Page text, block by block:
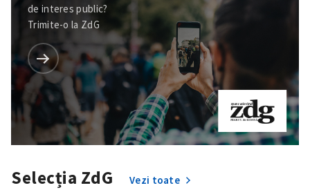
de interes public?
Trimite-o la ZdG
Selecția ZdG Vezi toate